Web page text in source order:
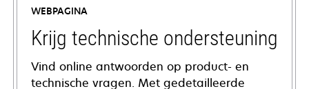
WEBPAGINA
Krijg technische ondersteuning
Vind online antwoorden op product- en
technische vragen. Met gedetailleerde